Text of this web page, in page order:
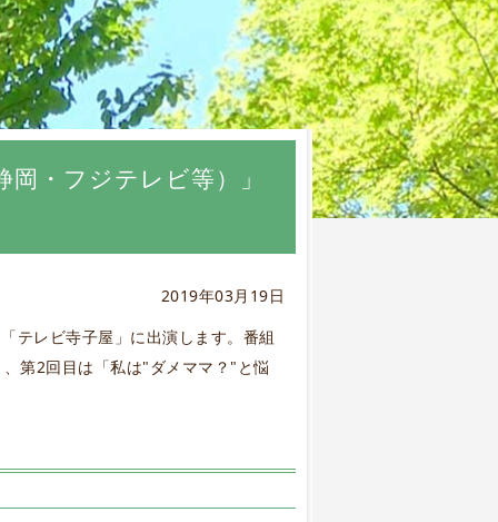
・フジテレビ等）」
2019年03月19日
テレビ寺子屋」に出演します。番組
第2回目は「私は"ダメママ？"と悩